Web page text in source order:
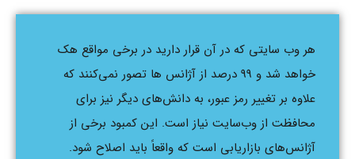
هر وب سایتی که در آن قرار دارید در برخی مواقع هک
خواهد شد و 99 درصد از آژانس ها تصور نمی‌کنند که
علاوه بر تغییر رمز عبور، به دانش‌های دیگر نیز برای
محافظت از وب‌سایت نیاز است. این کمبود برخی از
آژانس‌های بازاریابی است که واقعاً باید اصلاح شود.